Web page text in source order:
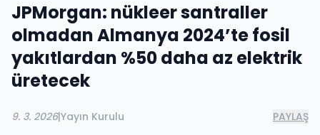
JPMorgan: nükleer santraller
olmadan Almanya 2024’te fosil
yakıtlardan %50 daha az elektrik
üretecek
9. 3. 2026|Yayın Kurulu PAYLAŞ